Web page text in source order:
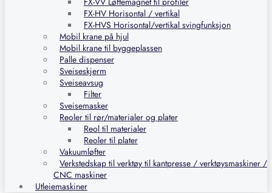
FX-HV Horisontal / vertikal
FX-HVS Horisontal/vertikal svingfunksjon
Mobil krane på hjul
Mobil krane til byggeplassen
Palle dispenser
Sveiseskjerm
Sveiseavsug
Filter
Sveisemasker
Reoler til rør/materialer og plater
Reol til materialer
Reoler til plater
Vakuumløfter
Verkstedskap til verktøy til kantpresse / verktøysmaskiner /
CNC maskiner
Utleiemaskiner